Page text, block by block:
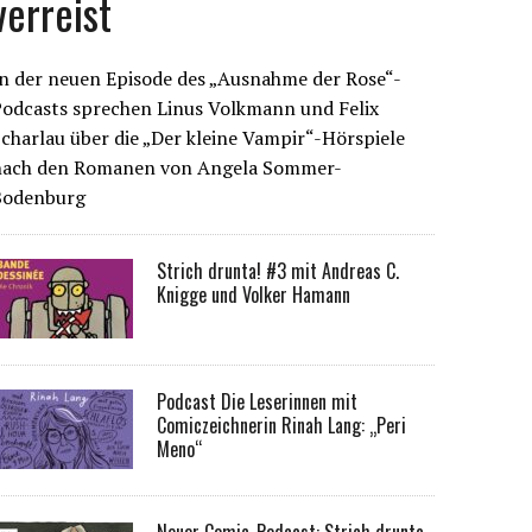
der neuen Episode des „Ausnahme der Rose“-
sprechen Linus Volkmann und Felix
über die „Der kleine Vampir“-Hörspiele
den Romanen von Angela Sommer-
Strich drunta! #3 mit Andreas C.
Knigge und Volker Hamann
Podcast Die Leserinnen mit
Comiczeichnerin Rinah Lang: „Peri
Meno“